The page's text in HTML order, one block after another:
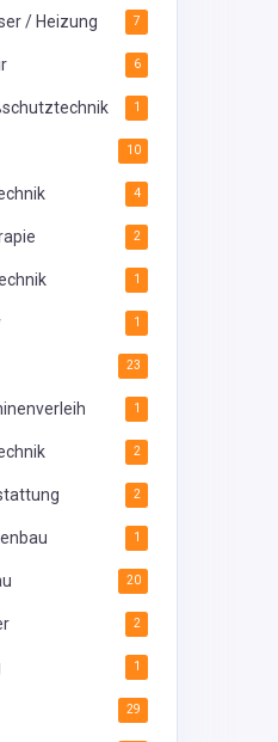
/ Heizung 7
6
1
10
4
2
1
1
23
1
2
2
1
20
2
1
29